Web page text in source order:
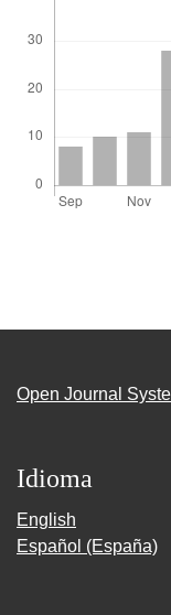
Open Journal
Idioma
English
Español (España)